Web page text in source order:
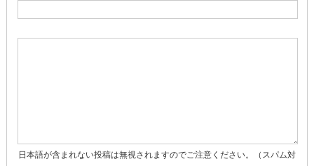
日本語が含まれない投稿は無視されますのでご注意ください。（スパム対